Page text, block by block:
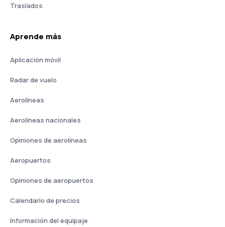
Traslados
Aprende más
Aplicación móvil
Radar de vuelo
Aerolíneas
Aerolíneas nacionales
Opiniones de aerolíneas
Aeropuertos
Opiniones de aeropuertos
Calendario de precios
Información del equipaje